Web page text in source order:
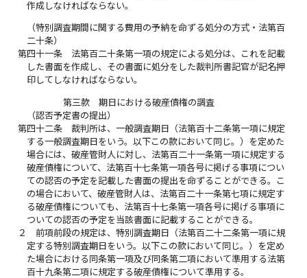
作成しなければならない。
（特別調査期間に関する費用の予納を命ずる処分の方式・法第百
二十条）
第四十一条
法第百二十条第一項の規定による処分は、これを記載
した書面を作成し、その書面に処分をした裁判所書記官が記名押
印してしなければならない。
第三款 期日における破産債権の調査
（認否予定書の提出）
第四十二条
裁判所は、一般調査期日（法第百十二条第一項に規定
する一般調査期日をいう。以下この款において同じ。）を定めた
場合には、破産管財人に対し、法第百二十一条第一項に規定する
破産債権について、法第百十七条第一項各号に掲げる事項につい
ての認否の予定を記載した書面の提出を命ずることができる。こ
の場合において、破産管財人は、法第百二十一条第七項に規定す
る破産債権についても、法第百十七条第一項各号に掲げる事項に
ついての認否の予定を当該書面に記載することができる。
２
前項前段の規定は、特別調査期日（法第百二十二条第一項に規
定する特別調査期日をいう。以下この款において同じ。）を定め
た場合における同条第一項及び同条第二項において準用する法第
百十九条第二項に規定する破産債権について準用する。